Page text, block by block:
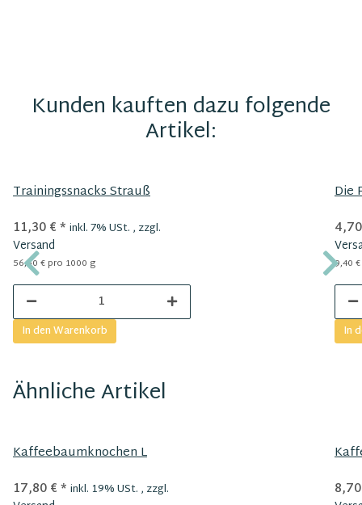
Kunden kauften dazu folgende
Artikel:
Trainingssnacks Strauß
11,30 €* inkl. 7% USt. , zzgl.
Versand
56,50 € pro 1000 g
In den Warenkorb
Die
9,40
In
Ähnliche Artikel
Kaffeebaumknochen L
17,80 €* inkl. 19% USt. , zzgl.